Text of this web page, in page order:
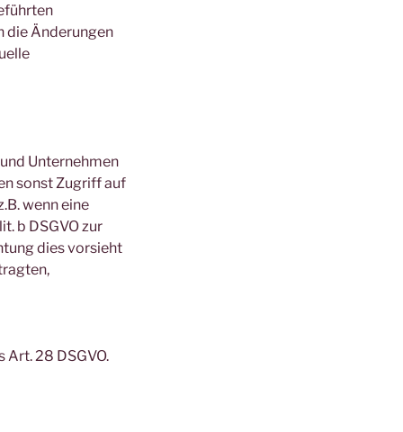
die Änderungen
Unternehmen
sonst Zugriff auf
wenn eine
b DSGVO zur
dies vorsieht
28 DSGVO.